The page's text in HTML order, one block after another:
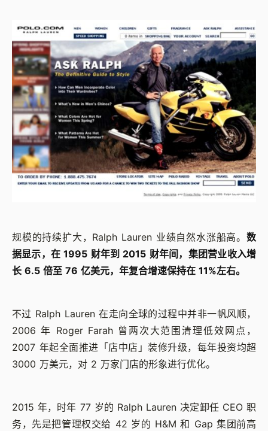
规模的持续扩大，Ralph Lauren 业绩自然水涨船高。 数
据显示，在 1995 财年到 2015 财年间，集团营业收入增
长 6.5 倍至 76 亿美元，年复合增速保持在 11%左右。
不过 Ralph Lauren 在走向全球的过程中并非一帆风顺，
2006 年 Roger Farah 曾两次大范围清理低效网点，
2007 年起全面推进「店中店」装修升级，每年投资均超
3000 万美元，对 2 万家门店的形象进行优化。
2015 年，时年 77 岁的 Ralph Lauren 决定卸任 CEO 职
务，先是把管理权交给 42 岁的 H&M 和 Gap 集团前高